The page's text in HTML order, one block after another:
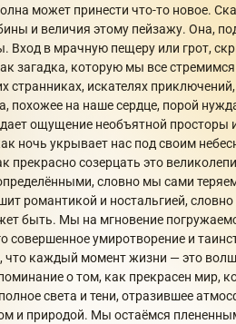
может принести что-то новое.
и величия этому пейзажу. Она,
Вход в мрачную пещеру или грот,
загадка, которую мы все
странниках, искателях
похожее на наше сердце, порой
ощущение необъятной просторы
ночь укрывает нас под своим
прекрасно созерцать это
словно мы сами
романтикой и ностальгией,
быть. Мы на мгновение
совершенное умиротворение и
что каждый момент жизни — это
о том, как прекрасен мир,
света и тени, отразившее
и природой. Мы остаёмся